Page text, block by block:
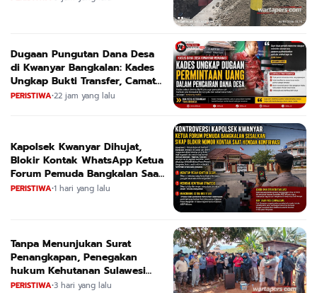
Dugaan Pungutan Dana Desa
di Kwanyar Bangkalan: Kades
Ungkap Bukti Transfer, Camat
Beri Bantahan Tegas
PERISTIWA•22 jam yang lalu
Kapolsek Kwanyar Dihujat,
Blokir Kontak WhatsApp Ketua
Forum Pemuda Bangkalan Saat
Dikonfirmasi
PERISTIWA•1 hari yang lalu
Tanpa Menunjukan Surat
Penangkapan, Penegakan
hukum Kehutanan Sulawesi
Selatan Culik Petani Ladah Di
PERISTIWA•3 hari yang lalu